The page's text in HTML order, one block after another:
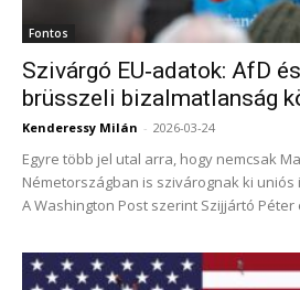
Fontos
Szivárgó EU‑adatok: AfD
brüsszeli bizalmatlanság
Kenderessy Milán - 2026-03-24
Egyre több jel utal arra, hogy nemcsak
Németországban is szivárognak ki
A Washington Post szerint Szijjártó